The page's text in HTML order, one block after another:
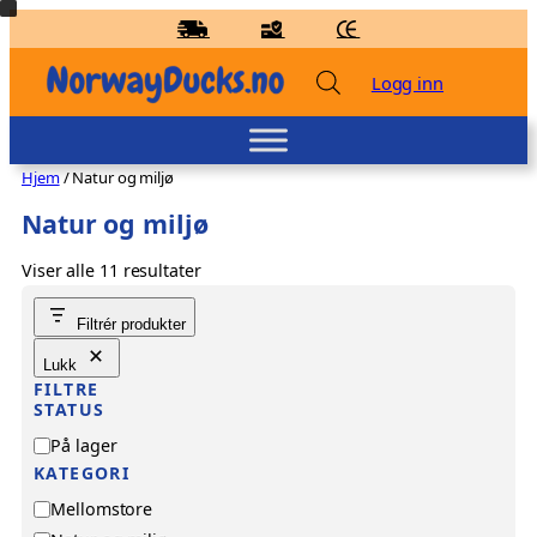
Badeand Kampsport – Kvakky Duck
kr159,00
Hopp
til
innhold
Logg inn
Hjem/ Natur og miljø
Natur og miljø
Viser alle 11 resultater
Filtrér produkter
Lukk
FILTRE
STATUS
T
i
l
g
På lager
KATEGORI
K Mellomstore